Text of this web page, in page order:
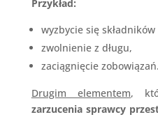
Przykład:
wyzbycie się
zwolnienie z długu,
zaciągnięcie zobowiązań.
Drugim elementem,
zarzucenia sprawcy